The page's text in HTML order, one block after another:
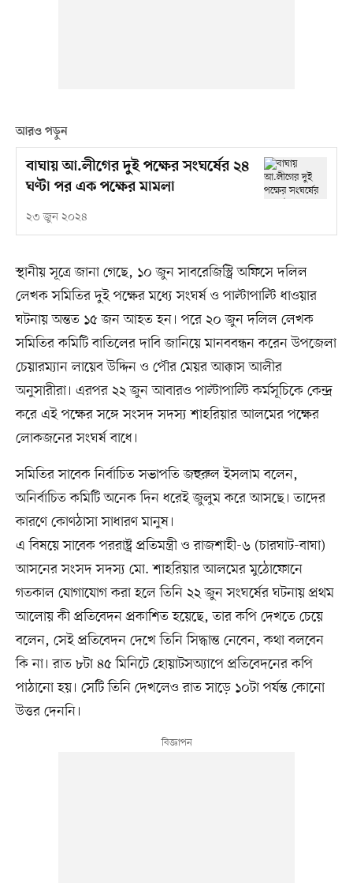
আরও পড়ুন
বাঘায় আ.লীগের দুই পক্ষের সংঘর্ষের ২৪
ঘণ্টা পর এক পক্ষের মামলা
২৩ জুন ২০২৪
স্থানীয় সূত্রে জানা গেছে, ১০ জুন সাবরেজিস্ট্রি অফিসে দলিল
লেখক সমিতির দুই পক্ষের মধ্যে সংঘর্ষ ও পাল্টাপাল্টি ধাওয়ার
ঘটনায় অন্তত ১৫ জন আহত হন। পরে ২০ জুন দলিল লেখক
সমিতির কমিটি বাতিলের দাবি জানিয়ে মানববন্ধন করেন উপজেলা
চেয়ারম্যান লায়েব উদ্দিন ও পৌর মেয়র আক্কাস আলীর
অনুসারীরা। এরপর ২২ জুন আবারও পাল্টাপাল্টি কর্মসূচিকে কেন্দ্র
করে এই পক্ষের সঙ্গে সংসদ সদস্য শাহরিয়ার আলমের পক্ষের
লোকজনের সংঘর্ষ বাধে।
সমিতির সাবেক নির্বাচিত সভাপতি জহুরুল ইসলাম বলেন,
অনির্বাচিত কমিটি অনেক দিন ধরেই জুলুম করে আসছে। তাদের
কারণে কোণঠাসা সাধারণ মানুষ।
এ বিষয়ে সাবেক পররাষ্ট্র প্রতিমন্ত্রী ও রাজশাহী-৬ (চারঘাট-বাঘা)
আসনের সংসদ সদস্য মো. শাহরিয়ার আলমের মুঠোফোনে
গতকাল যোগাযোগ করা হলে তিনি ২২ জুন সংঘর্ষের ঘটনায় প্রথম
আলোয় কী প্রতিবেদন প্রকাশিত হয়েছে, তার কপি দেখতে চেয়ে
বলেন, সেই প্রতিবেদন দেখে তিনি সিদ্ধান্ত নেবেন, কথা বলবেন
কি না। রাত ৮টা ৪৫ মিনিটে হোয়াটসঅ্যাপে প্রতিবেদনের কপি
পাঠানো হয়। সেটি তিনি দেখলেও রাত সাড়ে ১০টা পর্যন্ত কোনো
উত্তর দেননি।